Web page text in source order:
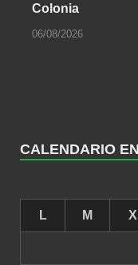
Colonia
06/08/2026
CALENDARIO
L
M X